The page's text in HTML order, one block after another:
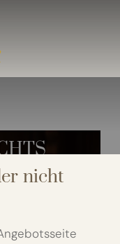
nicht